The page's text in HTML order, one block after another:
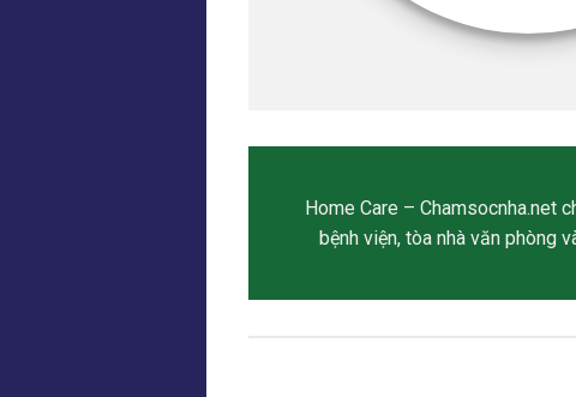
Home Care – Chamsocnha.net
bệnh viện, tòa nhà văn phòng